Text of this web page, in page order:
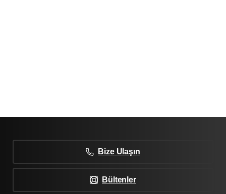
Bize Ulaşın
Bültenler